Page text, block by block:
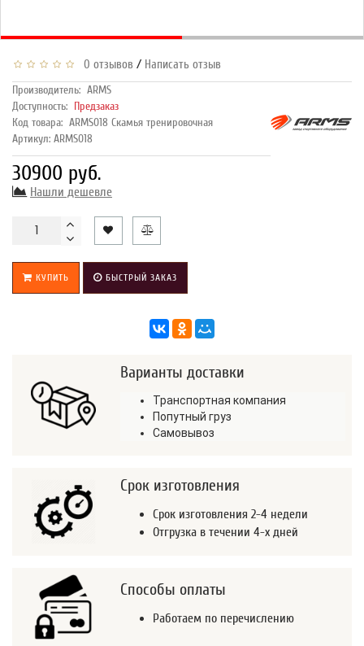
0 отзывов / Написать отзыв
Производитель: ARMS
Доступность: Предзаказ
Код товара: ARMS018 Скамья тренировочная
Артикул: ARMS018
30900 руб.
Нашли дешевле
КУПИТЬ БЫСТРЫЙ ЗАКАЗ
Варианты доставки
Транспортная компания
Попутный груз
Самовывоз
Срок изготовления
Срок изготовления 2-4 недели
Отгрузка в течении 4-х дней
Способы оплаты
Работаем по перечислению